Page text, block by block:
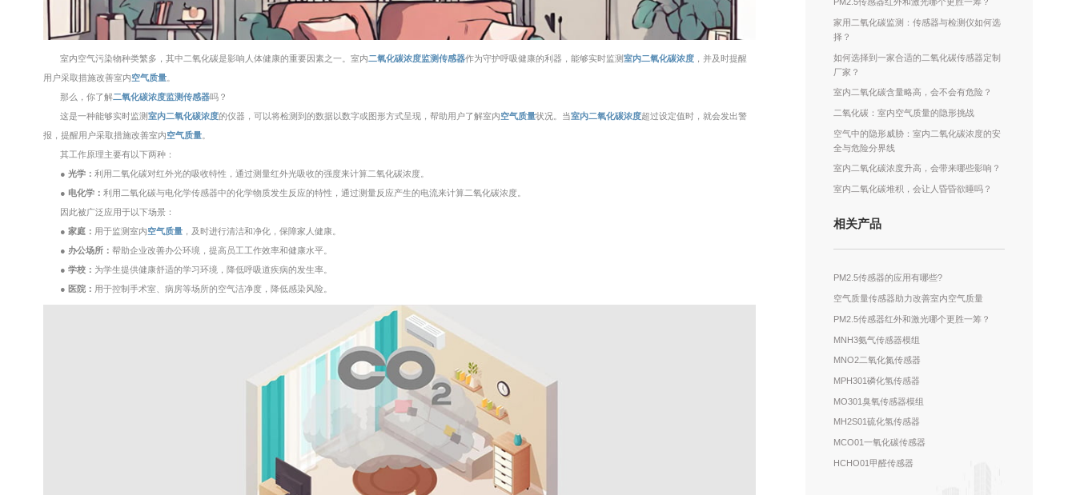
室内空气污染物种类繁多，其中二氧化碳是影响人体健康的重要因素之一。室内二氧化碳浓度监测传感器作为守护呼吸健康的利器，能够实时监测室内二氧化碳浓度 ，并及时提醒
用户采取措施改善室内空气质量。
那么，你了解二氧化碳浓度监测传感器吗？
这是一种能够实时监测室内二氧化碳浓度的仪器，可以将检测到的数据以数字或图形方式呈现，帮助用户了解室内空气质量状况。当室内二氧化碳浓度超过设定值时，就会发出警
报，提醒用户采取措施改善室内空气质量。
其工作原理主要有以下两种：
● 光学：利用二氧化碳对红外光的吸收特性，通过测量红外光吸收的强度来计算二氧化碳浓度。
● 电化学：利用二氧化碳与电化学传感器中的化学物质发生反应的特性，通过测量反应产生的电流来计算二氧化碳浓度。
因此被广泛应用于以下场景：
● 家庭： 用于监测室内空气质量 ，及时进行清洁和净化，保障家人健康。
● 办公场所：帮助企业改善办公环境，提高员工工作效率和健康水平。
● 学校： 为学生提供健康舒适的学习环境，降低呼吸道疾病的发生率。
● 医院： 用于控制手术室、病房等场所的空气洁净度，降低感染风险。
家用二氧化碳监测：传感器与检测仪如何选
择？
如何选择到一家合适的二氧化碳传感器定制
厂家？
室内二氧化碳含量略高，会不会有危险？
二氧化碳：室内空气质量的隐形挑战
空气中的隐形威胁：室内二氧化碳浓度的安
全与危险分界线
室内二氧化碳浓度升高，会带来哪些影响？
室内二氧化碳堆积，会让人昏昏欲睡吗？
相关产品
PM2.5传感器的应用有哪些?
空气质量传感器助力改善室内空气质量
PM2.5传感器红外和激光哪个更胜一筹？
MNH3氨气传感器模组
MNO2二氧化氮传感器
MPH301磷化氢传感器
MO301臭氧传感器模组
MH2S01硫化氢传感器
MCO01一氧化碳传感器
HCHO01甲醛传感器